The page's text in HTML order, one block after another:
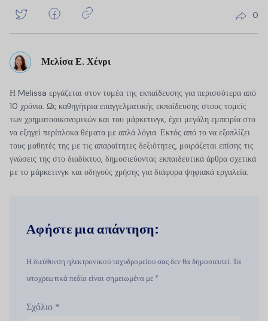
0
Μελίσα Ε. Χένρι
Η Melissa εργάζεται στον τομέα της εκπαίδευσης για περισσότερα από
10 χρόνια. Ως καθηγήτρια επαγγελματικής εκπαίδευσης στους τομείς
των χρηματοοικονομικών και του μάρκετινγκ, έχει μεγάλη εμπειρία στο
να εξηγεί περίπλοκα θέματα με απλά λόγια. Εκτός από το να εξοπλίζει
τους μαθητές της με τις απαραίτητες δεξιότητες, μοιράζεται επίσης τις
γνώσεις της στο διαδίκτυο, δημοσιεύοντας εκπαιδευτικά άρθρα σχετικά
με το μάρκετινγκ και οδηγούς χρήσης για διάφορα ψηφιακά εργαλεία.
Αφήστε μια απάντηση:
Η διεύθυνση ηλεκτρονικού ταχυδρομείου σας δεν θα δημοσιευτεί. Τα
υποχρεωτικά πεδία είναι σημειωμένα με *
Σχόλιο *